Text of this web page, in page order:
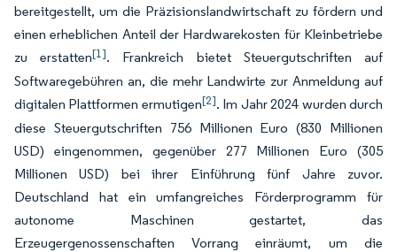
bereitgestellt, um die Präzisionslandwirtschaft zu fördern und
einen erheblichen Anteil der Hardwarekosten für Kleinbetriebe
zu erstatten[1]. Frankreich bietet Steuergutschriften auf
Softwaregebühren an, die mehr Landwirte zur Anmeldung auf
digitalen Plattformen ermutigen[2]. Im Jahr 2024 wurden durch
diese Steuergutschriften 756 Millionen Euro (830 Millionen
USD) eingenommen, gegenüber 277 Millionen Euro (305
Millionen USD) bei ihrer Einführung fünf Jahre zuvor.
Deutschland hat ein umfangreiches Förderprogramm für
autonome Maschinen gestartet, das
Erzeugergenossenschaften Vorrang einräumt, um die